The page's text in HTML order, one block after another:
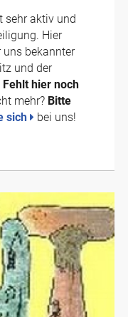
sehr aktiv und
Hier
uns bekannter
und der
Fehlt hier noch
mehr? Bitte
sich
bei uns!